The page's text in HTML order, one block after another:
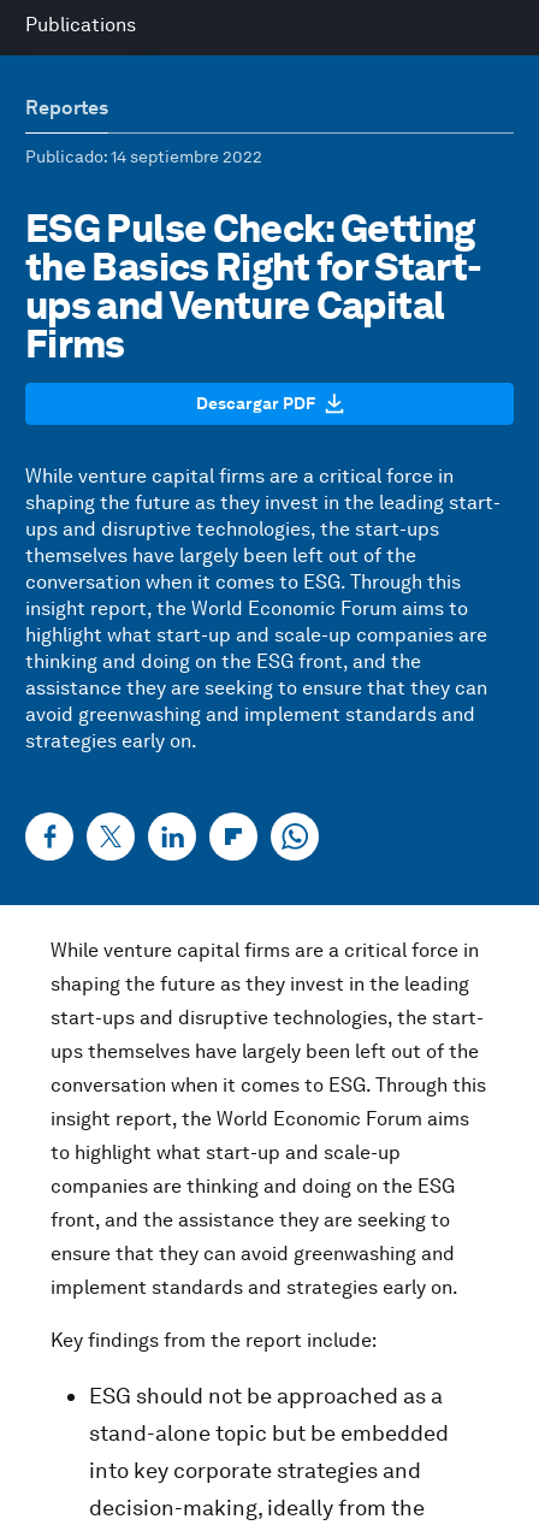
Publications
Reportes
Publicado: 14 septiembre 2022
ESG Pulse Check: Getting
the Basics Right for Start-
ups and Venture Capital
Firms
Descargar PDF
While venture capital firms are a critical force in
shaping the future as they invest in the leading start-
ups and disruptive technologies, the start-ups
themselves have largely been left out of the
conversation when it comes to ESG. Through this
insight report, the World Economic Forum aims to
highlight what start-up and scale-up companies are
thinking and doing on the ESG front, and the
assistance they are seeking to ensure that they can
avoid greenwashing and implement standards and
strategies early on.
While venture capital firms are a critical force in
shaping the future as they invest in the leading
start-ups and disruptive technologies, the start-
ups themselves have largely been left out of the
conversation when it comes to ESG. Through this
insight report, the World Economic Forum aims
to highlight what start-up and scale-up
companies are thinking and doing on the ESG
front, and the assistance they are seeking to
ensure that they can avoid greenwashing and
implement standards and strategies early on.
Key findings from the report include:
ESG should not be approached as a
stand-alone topic but be embedded
into key corporate strategies and
decision-making, ideally from the